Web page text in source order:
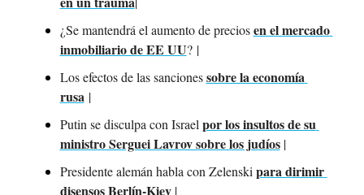
¿Se mantendrá el aumento de precios en el mercado
inmobiliario de EE UU? |
Los efectos de las sanciones sobre la economía
rusa |
Putin se disculpa con Israel por los insultos de su
ministro Serguei Lavrov sobre los judíos |
Presidente alemán habla con Zelenski para dirimir
disensos Berlín-Kiev |